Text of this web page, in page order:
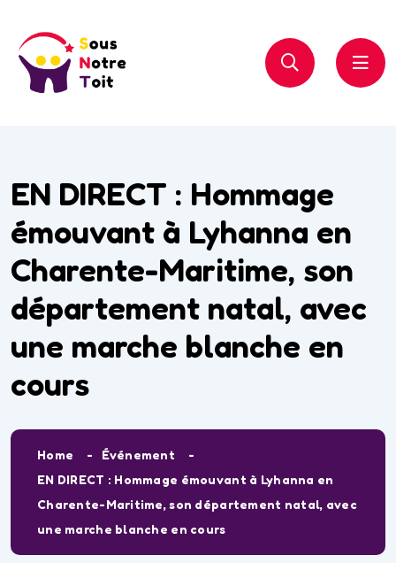
EN DIRECT : Hommage
émouvant à Lyhanna en
Charente-Maritime, son
département natal, avec
une marche blanche en
cours
Home
Événement
EN DIRECT : Hommage émouvant à Lyhanna en
Charente-Maritime, son département natal, avec
une marche blanche en cours